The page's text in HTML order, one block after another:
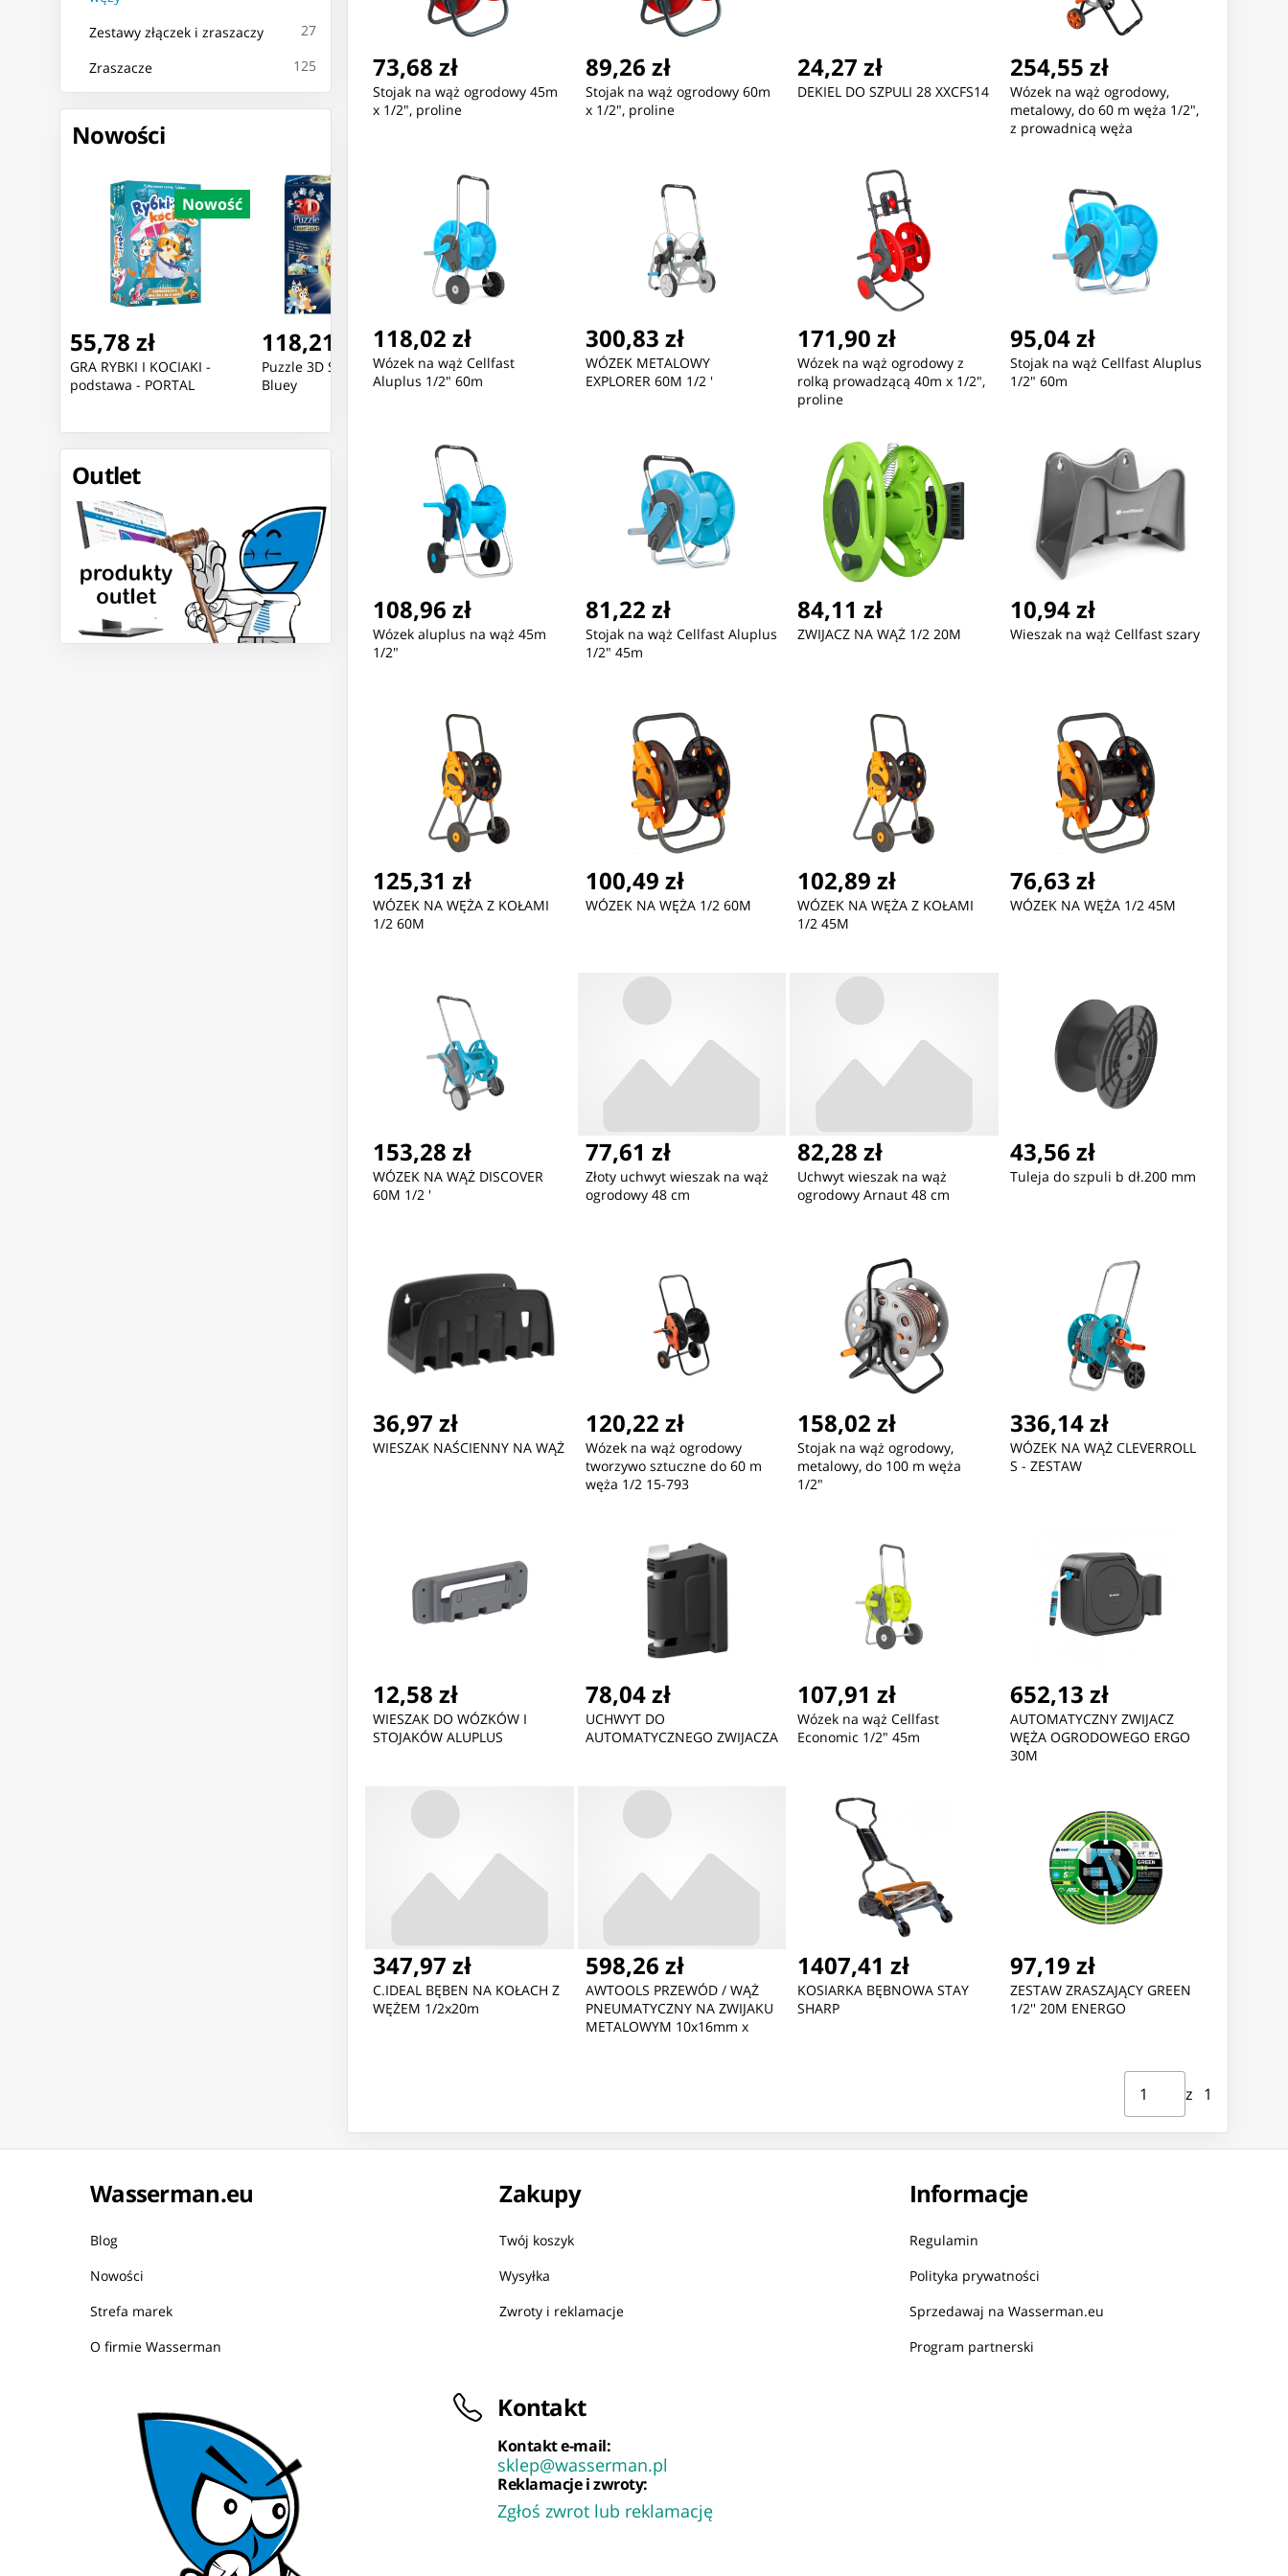
Zestawy złączek i zraszaczy 27
Zraszacze 125
Nowości
Nowość
118,21 zł
Puzzle 3D Świecąca Kula:
Bluey
367,86 zł
ZEGAREK DAMSKI TOMMY
HILFIGER 1782141 ARI
432,12 zł
ZEGAREK MĘSKI TOMMY
HILFIGER 1791799 + BOX
432,12 zł
ZEGAREK MĘSKI TOMMY
HILFIGER 1792183 (zf132a)
346,37 zł
ZEGAREK DAMSKI TOMMY
HILFIGER 1782586 - Iris
(zf607c) + BOX
Nowość
462,56 zł
ZEGAREK MĘSKI ARMANI
EXCHANGE AX1764 + BOX
Outlet
73,68 zł
Stojak na wąż ogrodowy 45m
x 1/2", proline
89,26 zł
Stojak na wąż ogrodowy 60m
x 1/2", proline
24,27 zł
DEKIEL DO SZPULI 28 XXCFS14
254,55 zł
Wózek na wąż ogrodowy,
metalowy, do 60 m węża 1/2",
z prowadnicą węża
118,02 zł
Wózek na wąż Cellfast
Aluplus 1/2" 60m
300,83 zł
WÓZEK METALOWY
EXPLORER 60M 1/2 '
171,90 zł
Wózek na wąż ogrodowy z
rolką prowadzącą 40m x 1/2",
proline
95,04 zł
Stojak na wąż Cellfast Aluplus
1/2" 60m
108,96 zł
Wózek aluplus na wąż 45m
1/2"
81,22 zł
Stojak na wąż Cellfast Aluplus
1/2" 45m
84,11 zł
ZWIJACZ NA WĄŻ 1/2 20M
10,94 zł
Wieszak na wąż Cellfast szary
125,31 zł
WÓZEK NA WĘŻA Z KOŁAMI
1/2 60M
100,49 zł
WÓZEK NA WĘŻA 1/2 60M
102,89 zł
WÓZEK NA WĘŻA Z KOŁAMI
1/2 45M
76,63 zł
WÓZEK NA WĘŻA 1/2 45M
153,28 zł
WÓZEK NA WĄŻ DISCOVER
60M 1/2 '
77,61 zł
Złoty uchwyt wieszak na wąż
ogrodowy 48 cm
82,28 zł
Uchwyt wieszak na wąż
ogrodowy Arnaut 48 cm
43,56 zł
Tuleja do szpuli b dł.200 mm
36,97 zł
WIESZAK NAŚCIENNY NA WĄŻ
120,22 zł
Wózek na wąż ogrodowy
tworzywo sztuczne do 60 m
węża 1/2 15-793
158,02 zł
Stojak na wąż ogrodowy,
metalowy, do 100 m węża
1/2"
336,14 zł
WÓZEK NA WĄŻ CLEVERROLL
S - ZESTAW
12,58 zł
WIESZAK DO WÓZKÓW I
STOJAKÓW ALUPLUS
78,04 zł
UCHWYT DO
AUTOMATYCZNEGO ZWIJACZA
107,91 zł
Wózek na wąż Cellfast
Economic 1/2" 45m
652,13 zł
AUTOMATYCZNY ZWIJACZ
WĘŻA OGRODOWEGO ERGO
30M
347,97 zł
C.IDEAL BĘBEN NA KOŁACH Z
WĘŻEM 1/2x20m
598,26 zł
AWTOOLS PRZEWÓD / WĄŻ
PNEUMATYCZNY NA ZWIJAKU
METALOWYM 10x16mm x
1407,41 zł
KOSIARKA BĘBNOWA STAY
SHARP
97,19 zł
ZESTAW ZRASZAJĄCY GREEN
1/2'' 20M ENERGO
Strona ⁨1⁩ z ⁨1⁩
z ⁨1⁩
Przejdź do strony
Wasserman.eu
Blog
Nowości
Strefa marek
O firmie Wasserman
Zakupy
Twój koszyk
Wysyłka
Zwroty i reklamacje
Informacje
Regulamin
Polityka prywatności
Sprzedawaj na Wasserman.eu
Program partnerski
Kontakt
Kontakt e-mail:
sklep@wasserman.pl
Reklamacje i zwroty:
Zgłoś zwrot lub reklamację